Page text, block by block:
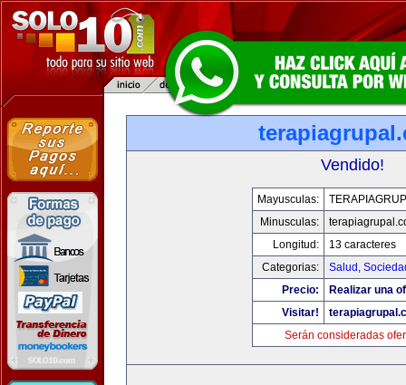
Vendido!
Mayusculas:
Minusculas:
Longitud:
13 caracteres
Categorias:
Salud ,
Precio:
Realizar una
Visitar!
Serán consideradas